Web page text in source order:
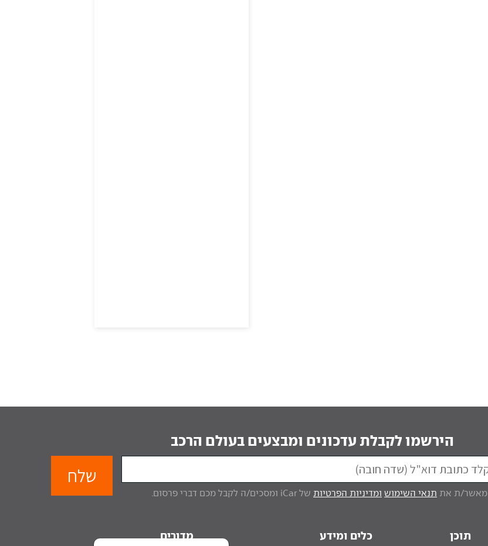
הירשמו לקבלת עדכונים ומבצעים בעולם הרכב
מאשר/ת את תנאי השימוש ומדיניות הפרטיות של iCar ומסכים/ה לקבל מכם דברי פרסום.
תוכן כלים ומידע מדורים